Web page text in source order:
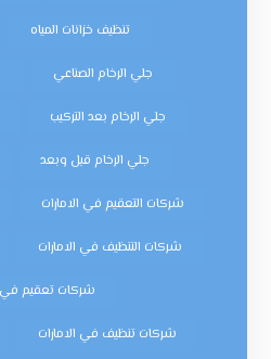
تنظيف خزانات المياه
جلي الرخام الصناعي
جلي الرخام بعد التركيب
جلي الرخام قبل وبعد
شركات التعقيم في الامارات
شركات التنظيف في الامارات
شركات تعقيم في
شركات تنظيف في الامارات